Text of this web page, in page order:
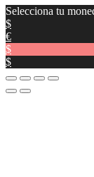
Selecciona tu
$
€
$
$